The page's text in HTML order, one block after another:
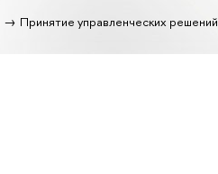
Принятие управленческих решений